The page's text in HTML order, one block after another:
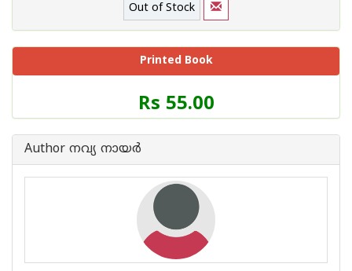
Out of Stock
Printed Book
Price
of
Book
Rs 55.00
Author നവ്യ നായര്‍